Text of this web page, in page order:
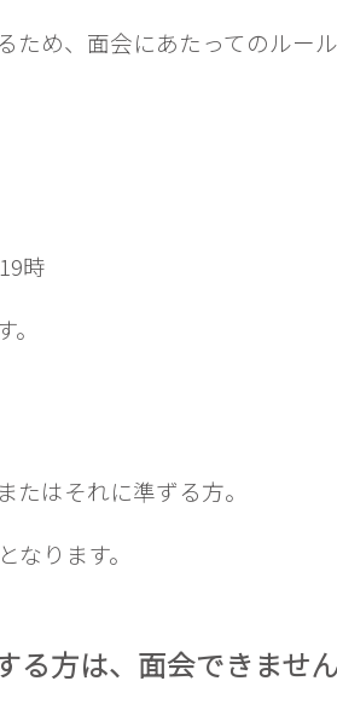
ため、面会にあたってのルー
時
たはそれに準ずる方。
なります。
る方は、面会できませ